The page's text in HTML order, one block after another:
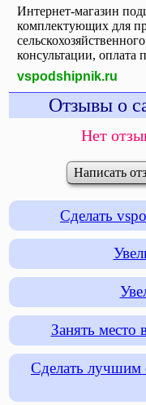
Интернет-магазин
комплектующих для
консультации, оплата
vspodshipnik.ru
Отзывы о
Нет
Написать
Сделать
Занять место
Сделать лучшим